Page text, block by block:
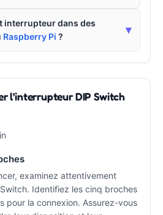
interrupteur dans des
Raspberry Pi ?
▾
l'interrupteur DIP Switch
examinez attentivement
Identifiez les cinq broches
pour la connexion. Assurez-vous